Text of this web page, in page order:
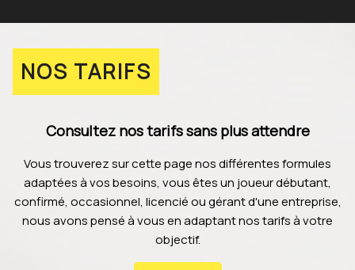
NOS TARIFS
Consultez nos tarifs sans plus attendre
Vous trouverez sur cette page nos différentes formules
adaptées à vos besoins, vous êtes un joueur débutant,
confirmé, occasionnel, licencié ou gérant d'une entreprise,
nous avons pensé à vous en adaptant nos tarifs à votre
objectif.